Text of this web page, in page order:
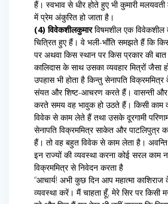
हैं। स्वभाव से धीर होते हुए भी कुमारी
में प्रेम अंकुरित हो जाता है।
(4) विवेकशीलकुमारविषमशील एक विवेकशील
चित्रित हुए हैं। वे भली-भाँति समझते हैं कि
पर अथवा किस स्थान पर किस प्रकार की बात
कालिदास के साथ उसका व्यवहार मित्रों जैसा
उपहास भी होता है किन्तु सेनापति
संयत और शिष्ट-आचरण करते हैं। वासन्ती
करते समय वह भावुक हो उठते हैं। किसी काम
विवेक से काम लेते हैं तथा उसके दूरगामी
सेनापति विक्रममित्र साकेत और पाटलिपुत्र
हैं। तो वह बहुत विवेक से काम लेता है।
इन राज्यों की व्यवस्था करना कोई सरल काम
विक्रममित्र से निवेदन करता है
“आचार्य! अभी कुछ दिन आप महात्मा
व्यवस्था करें। मैं चाहता हूँ, मेरे सिर पर किसी